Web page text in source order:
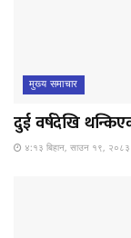
मुख्य समाचार
दुई वर्षदेखि
४:१३ बिहान, साउन १९, २०८३